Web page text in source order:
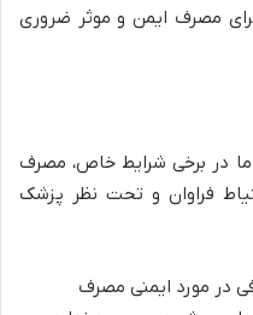
مصرف ایمن و موثر ضروری
در برخی شرایط خاص، مصرف
فراوان و تحت نظر پزشک
در مورد ایمنی مصرف